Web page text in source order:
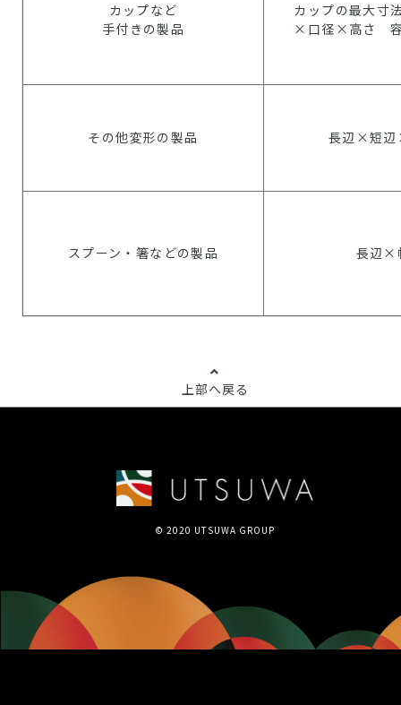
カップなど
手付きの製品
カップの最大寸
×口径×高さ 容
その他変形の製品 長辺×短
スプーン・箸などの製品 長辺×
上部へ戻る
© 2020 UTSUWA GROUP